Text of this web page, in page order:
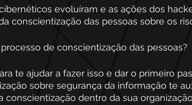
evoluíram e as ações dos
conscientização das pessoas sobre os
de conscientização das pessoas?
te ajudar a fazer isso e dar o primeiro
sobre segurança da informação te
dentro da sua